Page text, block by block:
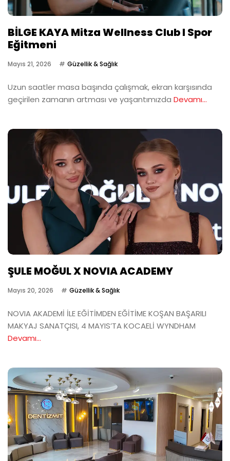
BİLGE KAYA Mitza Wellness Club I Spor
Eğitmeni
Mayıs 21, 2026 Güzellik & Sağlık
Uzun saatler masa başında çalışmak, ekran karşısında
geçirilen zamanın artması ve yaşantımızda Devamı...
ŞULE MOĞUL X NOVIA ACADEMY
Mayıs 20, 2026 Güzellik & Sağlık
NOVIA AKADEMİ İLE EĞİTİMDEN EĞİTİME KOŞAN BAŞARILI
MAKYAJ SANATÇISI, 4 MAYIS’TA KOCAELİ WYNDHAM
Devamı...